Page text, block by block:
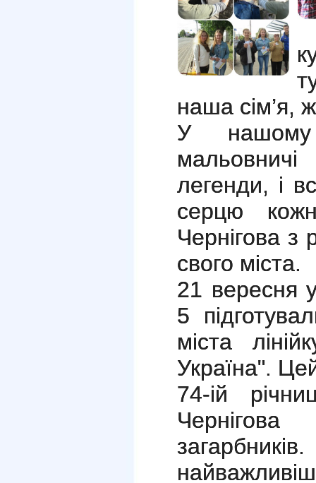
наша сім’я,
У нашому
легенди, і
серцю
Чернігова з
свого міста.
21 вересня
5
міста
Україна".
74-ій